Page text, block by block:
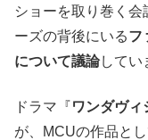
ショーを取り巻く会
ーズの背後にいるフ
について議論してい
ドラマ『ワンダヴィ
が、MCUの作品と